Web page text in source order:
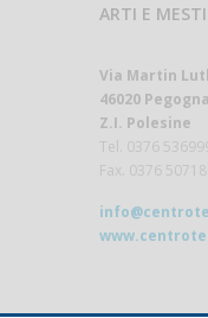
ARTI E
Via Martin
46020
Z.I. Polesine
Tel. 0376 536999
Fax. 0376 507189